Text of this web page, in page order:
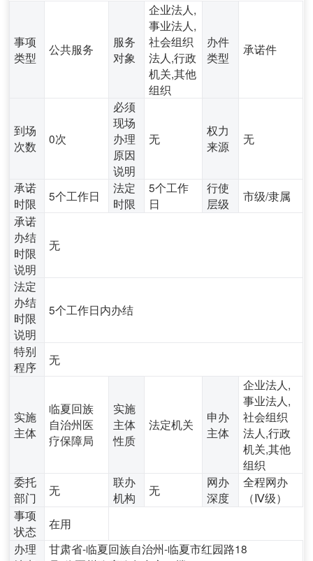
事项
类型
公共服务
服务
对象
企业法人,
事业法人,
社会组织
法人,行政
机关,其他
组织
办件
类型
承诺件
到场
次数
0次
必须
现场
办理
原因
说明
无
权力
来源
无
承诺
时限
5个工作日
法定
时限
5个工作
日
行使
层级
市级/隶属
承诺
办结
时限
说明
无
法定
办结
时限
说明
5个工作日内办结
特别
程序
无
实施
主体
临夏回族
自治州医
疗保障局
实施
主体
性质
法定机关
申办
主体
企业法人,
事业法人,
社会组织
法人,行政
机关,其他
组织
委托
部门
无
联办
机构
无
网办
深度
全程网办
（Ⅳ级）
事项
状态
在用
办理
甘肃省-临夏回族自治州-临夏市红园路18